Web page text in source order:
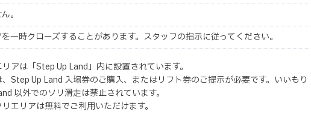
。
一時クローズすることがあります。スタッフの指示に従ってください。
アは「Step Up Land」内に設置されています。
Step Up Land 入場券のご購入、またはリフト券のご提示が必要です。いいもり
以外でのソリ滑走は禁止されています。
エリアは無料でご利用いただけます。